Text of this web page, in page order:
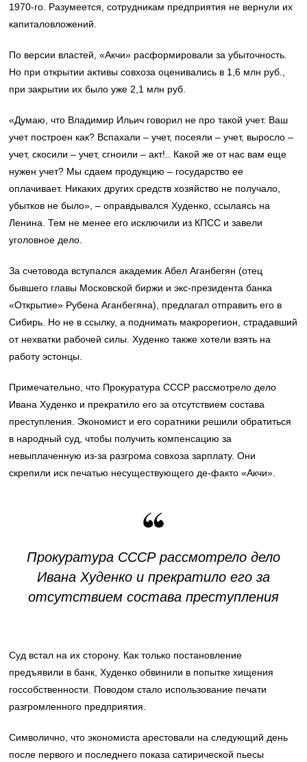
1970-го. Разумеется, сотрудникам предприятия не вернули их
капиталовложений.
По версии властей, «Акчи» расформировали за убыточность.
Но при открытии активы совхоза оценивались в 1,6 млн руб.,
при закрытии их было уже 2,1 млн руб.
«Думаю, что Владимир Ильич говорил не про такой учет. Ваш
учет построен как? Вспахали – учет, посеяли – учет, выросло –
учет, скосили – учет, сгноили – акт!.. Какой же от нас вам еще
нужен учет? Мы сдаем продукцию – государство ее
оплачивает. Никаких других средств хозяйство не получало,
убытков не было», – оправдывался Худенко, ссылаясь на
Ленина. Тем не менее его исключили из КПСС и завели
уголовное дело.
За счетовода вступался академик Абел Аганбегян (отец
бывшего главы Московской биржи и экс-президента банка
«Открытие» Рубена Аганбегяна), предлагал отправить его в
Сибирь. Но не в ссылку, а поднимать макрорегион, страдавший
от нехватки рабочей силы. Худенко также хотели взять на
работу эстонцы.
Примечательно, что Прокуратура СССР рассмотрело дело
Ивана Худенко и прекратило его за отсутствием состава
преступления. Экономист и его соратники решили обратиться
в народный суд, чтобы получить компенсацию за
невыплаченную из-за разгрома совхоза зарплату. Они
скрепили иск печатью несуществующего де-факто «Акчи».
Прокуратура СССР рассмотрело дело
Ивана Худенко и прекратило его за
отсутствием состава преступления
Суд встал на их сторону. Как только постановление
предъявили в банк, Худенко обвинили в попытке хищения
госсобственности. Поводом стало использование печати
разгромленного предприятия.
Символично, что экономиста арестовали на следующий день
после первого и последнего показа сатирической пьесы